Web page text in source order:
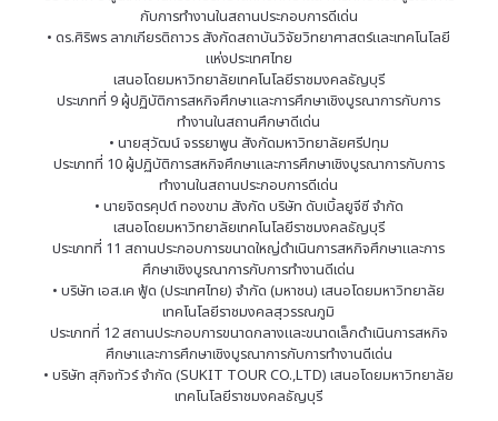
กับการทำงานในสถานประกอบการดีเด่น
• ดร.ศิริพร ลาภเกียรติถาวร สังกัดสถาบันวิจัยวิทยาศาสตร์และเทคโนโลยี
แห่งประเทศไทย
เสนอโดยมหาวิทยาลัยเทคโนโลยีราชมงคลธัญบุรี
ประเภทที่ 9 ผู้ปฏิบัติการสหกิจศึกษาและการศึกษาเชิงบูรณาการกับการ
ทำงานในสถานศึกษาดีเด่น
• นายสุวัฒน์ จรรยาพูน สังกัดมหาวิทยาลัยศรีปทุม
ประเภทที่ 10 ผู้ปฏิบัติการสหกิจศึกษาและการศึกษาเชิงบูรณาการกับการ
ทำงานในสถานประกอบการดีเด่น
• นายจิตรคุปต์ ทองขาม สังกัด บริษัท ดับเบิ้ลยูจีซี จำกัด
เสนอโดยมหาวิทยาลัยเทคโนโลยีราชมงคลธัญบุรี
ประเภทที่ 11 สถานประกอบการขนาดใหญ่ดำเนินการสหกิจศึกษาและการ
ศึกษาเชิงบูรณาการกับการทำงานดีเด่น
• บริษัท เอส.เค ฟู้ด (ประเทศไทย) จำกัด (มหาชน) เสนอโดยมหาวิทยาลัย
เทคโนโลยีราชมงคลสุวรรณภูมิ
ประเภทที่ 12 สถานประกอบการขนาดกลางและขนาดเล็กดำเนินการสหกิจ
ศึกษาและการศึกษาเชิงบูรณาการกับการทำงานดีเด่น
• บริษัท สุกิจทัวร์ จำกัด (SUKIT TOUR CO.,LTD) เสนอโดยมหาวิทยาลัย
เทคโนโลยีราชมงคลธัญบุรี